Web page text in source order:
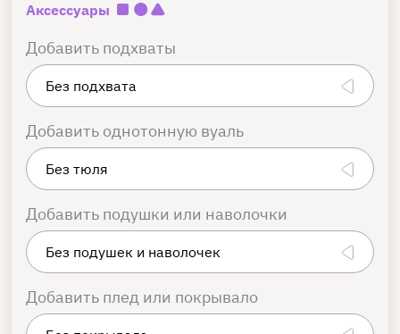
Аксессуары
Добавить подхваты
Добавить однотонную вуаль
Добавить подушки или наволочки
Добавить плед или покрывало